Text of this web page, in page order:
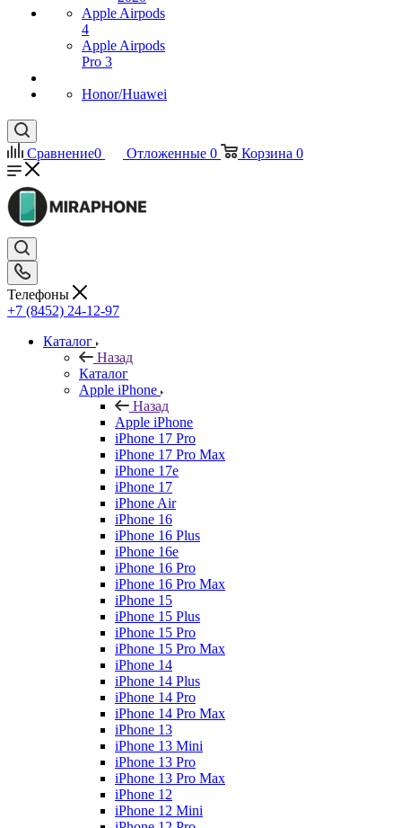
Apple Airpods
4
Apple Airpods
Pro 3
Honor/Huawei
Сравнение0 Отложенные 0 Корзина 0
Телефоны
+7 (8452) 24-12-97
Каталог
Назад
Каталог
Apple iPhone
Назад
Apple iPhone
iPhone 17 Pro
iPhone 17 Pro Max
iPhone 17e
iPhone 17
iPhone Air
iPhone 16
iPhone 16 Plus
iPhone 16e
iPhone 16 Pro
iPhone 16 Pro Max
iPhone 15
iPhone 15 Plus
iPhone 15 Pro
iPhone 15 Pro Max
iPhone 14
iPhone 14 Plus
iPhone 14 Pro
iPhone 14 Pro Max
iPhone 13
iPhone 13 Mini
iPhone 13 Pro
iPhone 13 Pro Max
iPhone 12
iPhone 12 Mini